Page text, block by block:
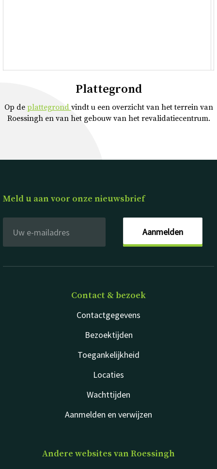
Plattegrond
Op de plattegrond vindt u een overzicht van het terrein van
Roessingh en van het gebouw van het revalidatiecentrum.
Meld u aan voor onze nieuwsbrief
Aanmelden
Contact & bezoek
Contactgegevens
Locaties
Bezoektijden
Wachttijden
Toegankelijkheid
Aanmelden en verwijzen
Andere websites van Roessingh